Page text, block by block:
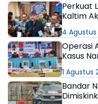
Perkuat
Kaltim
4 Agustus
Operasi
Kasus
1 Agustus
Bandar